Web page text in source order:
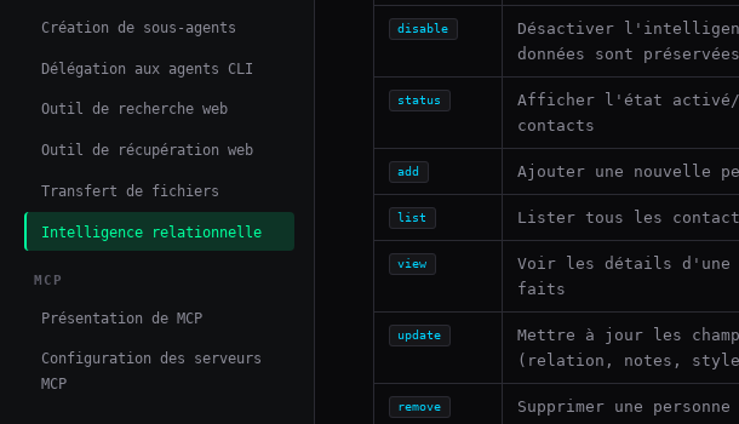
Création de sous-agents
Délégation aux agents CLI
Outil de recherche web
Outil de récupération web
Transfert de fichiers
Intelligence relationnelle
MCP
Présentation de MCP
Configuration des serveurs
MCP
disable
Désactiver
données sont
status
Afficher l'état activé/
contacts
add Ajouter une nouvelle
list Lister tous les
view
Voir les détails d'une
faits
update
Mettre à jour les
(relation, notes,
remove Supprimer une